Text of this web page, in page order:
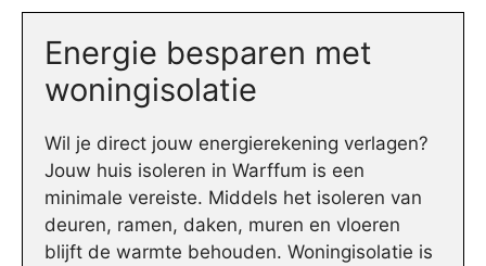
Energie besparen met
woningisolatie
Wil je direct jouw energierekening verlagen?
Jouw huis isoleren in Warffum is een
minimale vereiste. Middels het isoleren van
deuren, ramen, daken, muren en vloeren
blijft de warmte behouden. Woningisolatie is